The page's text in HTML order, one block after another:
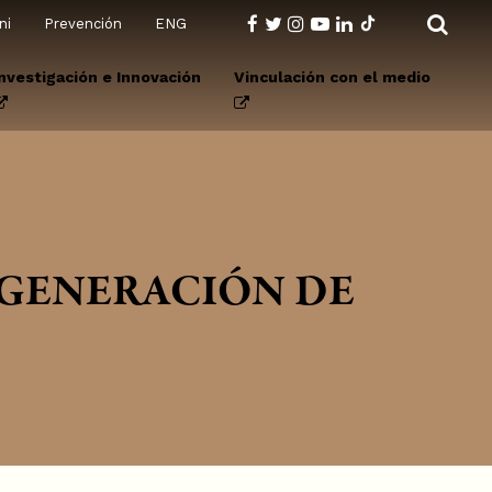
Prevención ENG
e Innovación Vinculación con el medio
DE